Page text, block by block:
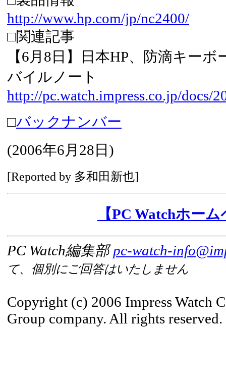
http://www.hp.com/jp/nc2400/
□関連記事
【6月8日】日本HP、防滴キー
バイルノート
http://pc.watch.impress.co.jp/docs/
□バックナンバー
(2006年6月28日 )
[Reported by 多和田新也]
【PC Watchホー
PC Watch編集部pc-watch-
て、個別にご回答はいたしません
Copyright (c) 2006 Impress Watch
Group company. All rights reserved.